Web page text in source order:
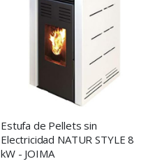
Estufa de Pellets sin
Electricidad NATUR STYLE 8
kW - JOIMA